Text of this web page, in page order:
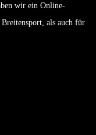
wir ein Online-
als auch für